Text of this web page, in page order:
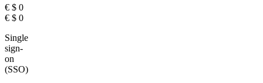
€ $ 0
€ $ 0
Single
sign-
on
(SSO)